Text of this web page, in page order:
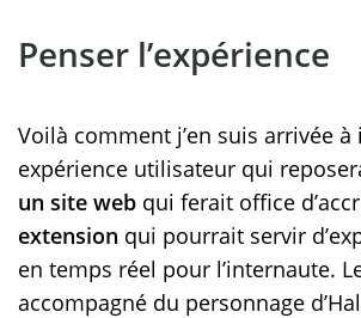
Penser l’expérience
Voilà comment j’en suis arrivée
expérience utilisateur qui
un site web qui ferait office
extension qui pourrait servir
en temps réel pour l’internaute.
accompagné du personnage